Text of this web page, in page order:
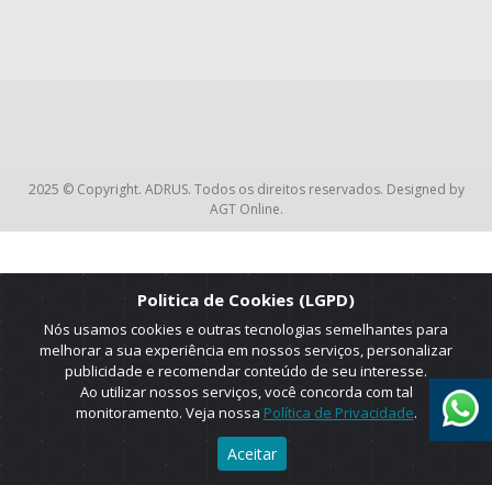
2025 © Copyright. ADRUS. Todos os direitos reservados. Designed by
AGT Online.
Politica de Cookies (LGPD)
Nós usamos cookies e outras tecnologias semelhantes para
melhorar a sua experiência em nossos serviços, personalizar
publicidade e recomendar conteúdo de seu interesse.
Ao utilizar nossos serviços, você concorda com tal
monitoramento. Veja nossa Política de Privacidade.
Aceitar